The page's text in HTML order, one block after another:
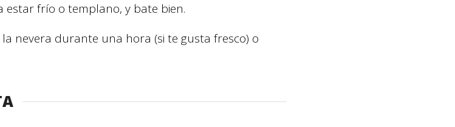
frío o templano, y bate bien.
nevera durante una hora (si te gusta fresco) o